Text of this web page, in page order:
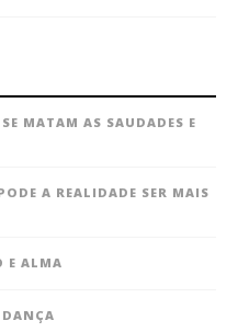
MATAM AS SAUDADES E
A REALIDADE SER MAIS
E ALMA